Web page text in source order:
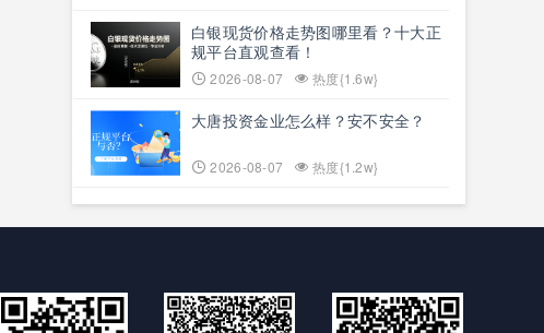
白银现货价格走势图哪里看？十大正
规平台直观查看！
2026-08-07 热度{1.6w}
大唐投资金业怎么样？安不安全？
2026-08-07 热度{1.2w}